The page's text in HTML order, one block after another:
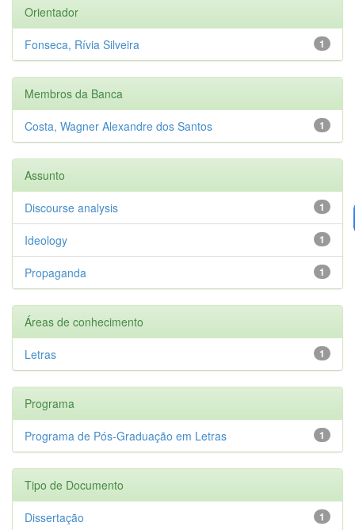
Orientador
1
Fonseca, Rívia Silveira
Membros da Banca
1
Costa, Wagner Alexandre dos Santos
Assunto
1
Discourse analysis
1
Ideology
1
Propaganda
Áreas de conhecimento
1
Letras
Programa
1
Programa de Pós-Graduação em Letras
Tipo de Documento
1
Dissertação